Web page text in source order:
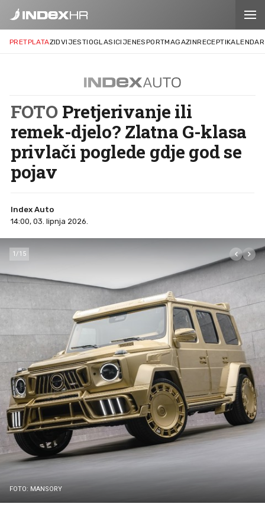
PRETPLATAZIDVIJESTIOGLASICIJENESPORTMAGAZINRECEPTIKALENDAR
FOTOPretjerivanje ili
remek-djelo? Zlatna G-klasa
privlači poglede gdje god se
pojav
Index Auto
14:00, 03. lipnja 2026.
1/15
FOTO: MANSORY